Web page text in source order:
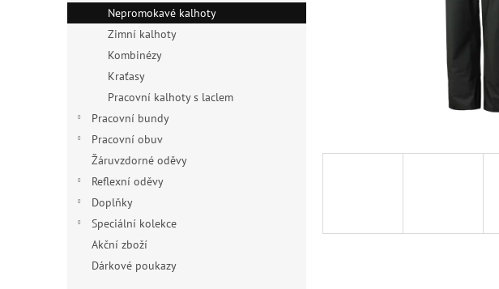
e
Nepromokavé kalhoty
Zimní kalhoty
Kombinézy
Kraťasy
Pracovní kalhoty s laclem
Pracovní bundy
Pracovní obuv
Žáruvzdorné oděvy
Reflexní oděvy
Doplňky
Speciální kolekce
Akční zboží
Dárkové poukazy